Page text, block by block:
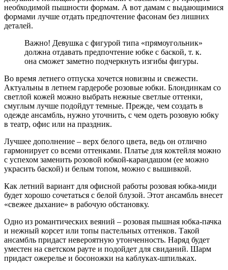
необходимой пышности формам. А вот дамам с выдающимися
формами лучше отдать предпочтение фасонам без лишних
деталей.
Важно! Девушка с фигурой типа «прямоугольник»
должна отдавать предпочтение юбке с баской, т. к.
она сможет заметно подчеркнуть изгибы фигуры.
Во время летнего отпуска хочется новизны и свежести.
Актуальны в летнем гардеробе розовые юбки. Блондинкам со
светлой кожей можно выбрать нежные светлые оттенки,
смуглым лучше подойдут темные. Прежде, чем создать в
одежде ансамбль, нужно уточнить, с чем одеть розовую юбку
в театр, офис или на праздник.
Лучшее дополнение – верх белого цвета, ведь он отлично
гармонирует со всеми оттенками. Платье для коктейля можно
с успехом заменить розовой юбкой-карандашом (ее можно
украсить баской) и белым топом, можно с вышивкой.
Как летний вариант для офисной работы розовая юбка-миди
будет хорошо сочетаться с белой блузой. Этот ансамбль внесет
«свежее дыхание» в рабочую обстановку.
Одно из романтических веяний – розовая пышная юбка-пачка
и нежный корсет или топы пастельных оттенков. Такой
ансамбль придаст невероятную утонченность. Наряд будет
уместен на светском рауте и подойдет для свиданий. Шарм
придаст ожерелье и босоножки на каблуках-шпильках.